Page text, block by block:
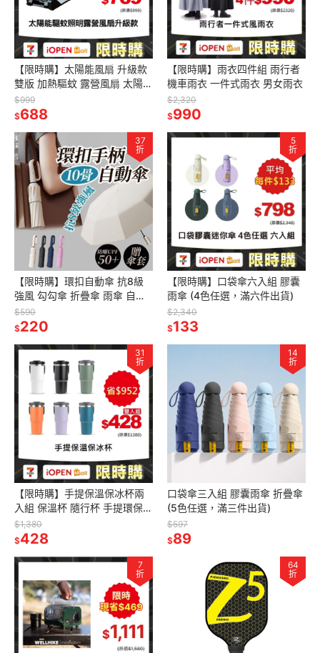
【限時購】太陽能風扇 升級款
雙版 加熱驅蚊 露營風扇 太陽能
風扇 風扇燈 春夏爆款
$999
$688
【限時購】雨衣四件組 雨行者
機車雨衣 一件式雨衣 男女雨衣
$2,320
$990
37
折
【限時購】環扣自動傘 抗8級
強風 勾勾傘 折疊傘 雨傘 自動
傘 摺疊傘 環扣自動傘 晴雨傘
防曬傘
$590
$220
5
折
【限時購】口袋傘六入組 膠囊
雨傘 (4色任選，滿六件出貨)
$2,340
$133
31
折
【限時購】手提保溫保冰杯兩
入組 保溫杯 隨行杯 手提環保杯
(單入無法接單，請以2的倍數
下單)
$1,380
$428
14
折
口袋傘三入組 膠囊雨傘 折疊傘
(5色任選，滿三件出貨)
$597
$89
7
折
64
折